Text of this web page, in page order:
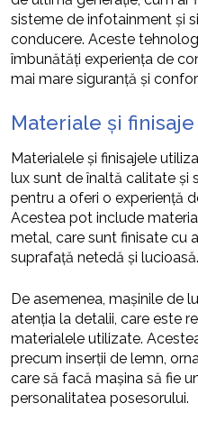
sisteme de infotainment și
conducere. Aceste
îmbunătăți experiența de
mai mare siguranță și
Materiale și finisaje
Materialele și finisajele
lux sunt de înaltă calitate și
pentru a oferi o experiență
Acestea pot include
metal, care sunt finisate cu
suprafață netedă și lucioasă.
De asemenea, mașinile de
atenția la detalii, care este
materialele utilizate.
precum inserții de lemn,
care să facă mașina să fie
personalitatea posesorului.